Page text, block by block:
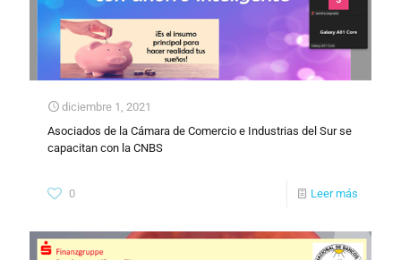
diciembre 1, 2021
Asociados de la Cámara de Comercio e Industrias del Sur se
capacitan con la CNBS
0 Leer más